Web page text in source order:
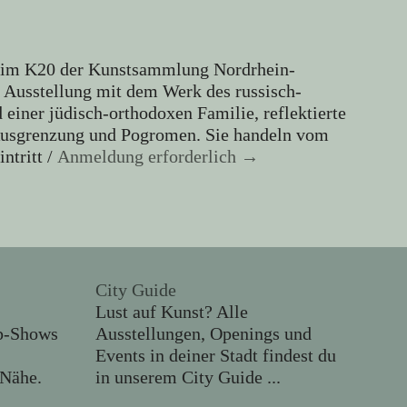
K20 der Kunstsammlung Nordrhein-
mit dem Werk des russisch-
einer jüdisch-orthodoxen Familie, reflektierte
und Pogromen. Sie handeln vom
/ Anmeldung erforderlich →
Shows
City Guide
Lust auf Kunst? Alle
Ausstellungen, Openings und
Events in deiner Stadt findest du
in unserem City Guide ...